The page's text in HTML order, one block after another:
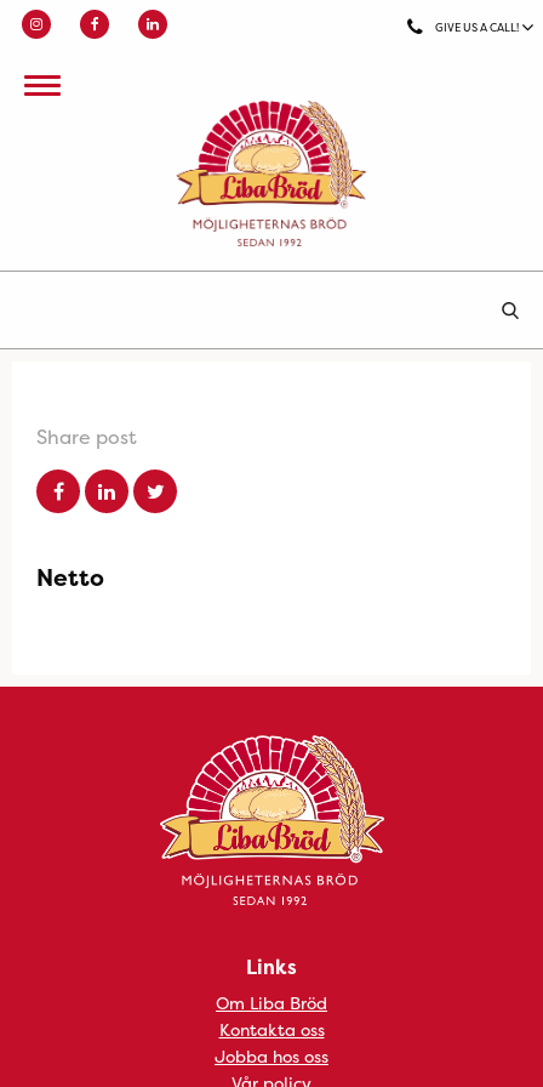
GIVE US A CALL!
Share post
Netto
Links
Om Liba Bröd
Kontakta oss
Jobba hos oss